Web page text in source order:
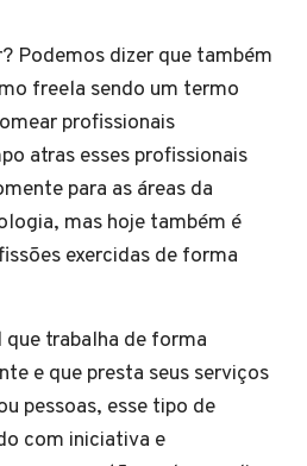
Podemos dizer que também
freela sendo um termo
profissionais
atras esses profissionais
para as áreas da
mas hoje também é
exercidas de forma
trabalha de forma
e que presta seus serviços
pessoas, esse tipo de
com iniciativa e